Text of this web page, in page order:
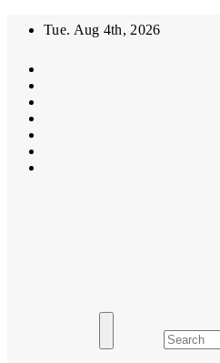
Tue. Aug 4th, 2026